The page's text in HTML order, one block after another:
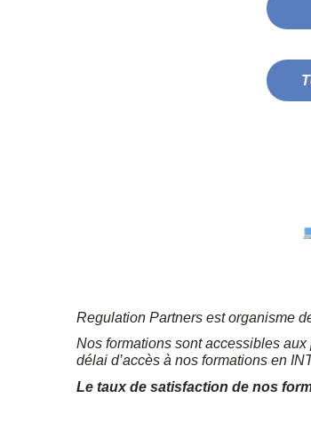
Regulation Partners est organisme
Nos formations sont accessibles
délai d’accès à nos formations en
Le taux de satisfaction de nos